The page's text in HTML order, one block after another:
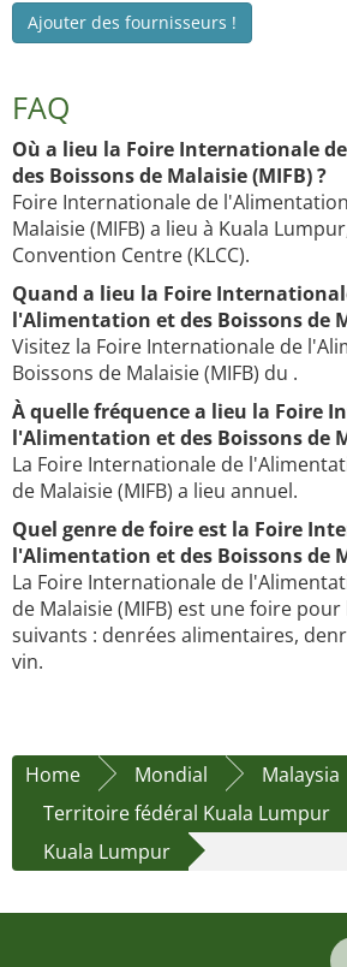
Ajouter des fournisseurs !
FAQ
Où a lieu la Foire Internationale
des Boissons de Malaisie (MIFB) ?
Foire Internationale de
Malaisie (MIFB) a lieu à Kuala
Convention Centre (KLCC).
Quand a lieu la Foire
l'Alimentation et des Boissons de
Visitez la Foire Internationale de
Boissons de Malaisie (MIFB) du .
À quelle fréquence a lieu la Foire
l'Alimentation et des Boissons de
La Foire Internationale de
de Malaisie (MIFB) a lieu annuel.
Quel genre de foire est la Foire
l'Alimentation et des Boissons de
La Foire Internationale de
de Malaisie (MIFB) est une foire
suivants : denrées alimentaires,
vin.
Home Mondial
Malaysia
Territoire fédéral Kuala Lumpur
Kuala Lumpur